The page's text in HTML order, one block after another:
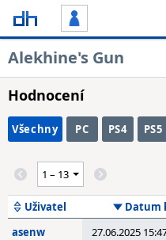
Alekhine's Gun
Hodnocení
Všechny PC PS4 PS5
Uživatel Datum
asenw
27.06.2025